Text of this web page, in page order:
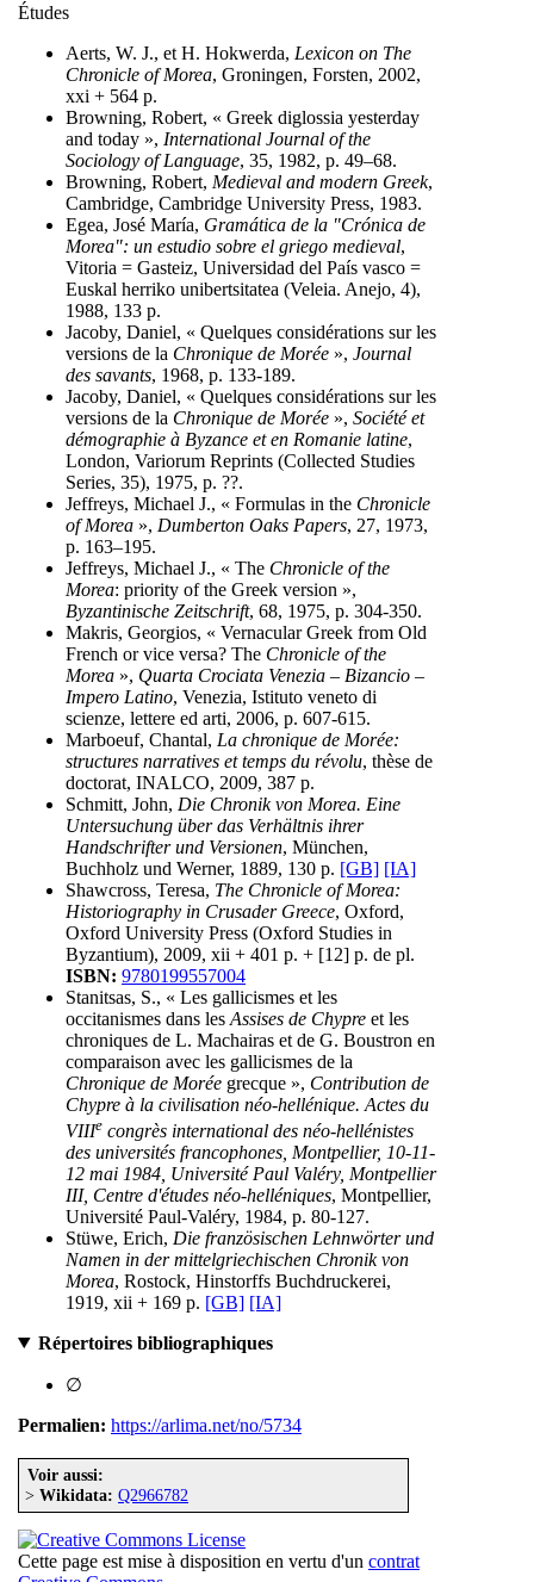
Études
Aerts, W. J., et H. Hokwerda, Lexicon on The
Chronicle of Morea, Groningen, Forsten, 2002,
xxi + 564 p.
Browning, Robert, « Greek diglossia yesterday
and today », International Journal of the
Sociology of Language, 35, 1982, p. 49–68.
Browning, Robert, Medieval and modern Greek,
Cambridge, Cambridge University Press, 1983.
Egea, José María, Gramática de la "Crónica de
Morea": un estudio sobre el griego medieval,
Vitoria = Gasteiz, Universidad del País vasco =
Euskal herriko unibertsitatea (Veleia. Anejo, 4),
1988, 133 p.
Jacoby, Daniel, « Quelques considérations sur les
versions de la Chronique de Morée », Journal
des savants, 1968, p. 133-189.
Jacoby, Daniel, « Quelques considérations sur les
versions de la Chronique de Morée », Société et
démographie à Byzance et en Romanie latine,
London, Variorum Reprints (Collected Studies
Series, 35), 1975, p. ??.
Jeffreys, Michael J., « Formulas in the Chronicle
of Morea », Dumberton Oaks Papers, 27, 1973,
p. 163–195.
Jeffreys, Michael J., « The Chronicle of the
Morea: priority of the Greek version »,
Byzantinische Zeitschrift, 68, 1975, p. 304-350.
Makris, Georgios, « Vernacular Greek from Old
French or vice versa? The Chronicle of the
Morea », Quarta Crociata Venezia – Bizancio –
Impero Latino, Venezia, Istituto veneto di
scienze, lettere ed arti, 2006, p. 607-615.
Marboeuf, Chantal, La chronique de Morée:
structures narratives et temps du révolu, thèse de
doctorat, INALCO, 2009, 387 p.
Schmitt, John, Die Chronik von Morea. Eine
Untersuchung über das Verhältnis ihrer
Handschrifter und Versionen, München,
Buchholz und Werner, 1889, 130 p. [GB] [IA]
Shawcross, Teresa, The Chronicle of Morea:
Historiography in Crusader Greece, Oxford,
Oxford University Press (Oxford Studies in
Byzantium), 2009, xii + 401 p. + [12] p. de pl.
ISBN: 9780199557004
Stanitsas, S., « Les gallicismes et les
occitanismes dans les Assises de Chypre et les
chroniques de L. Machairas et de G. Boustron en
comparaison avec les gallicismes de la
Chronique de Morée grecque », Contribution de
Chypre à la civilisation néo-hellénique. Actes du
VIIIe congrès international des néo-hellénistes
des universités francophones, Montpellier, 10-11-
12 mai 1984, Université Paul Valéry, Montpellier
III, Centre d'études néo-helléniques, Montpellier,
Université Paul-Valéry, 1984, p. 80-127.
Stüwe, Erich, Die französischen Lehnwörter und
Namen in der mittelgriechischen Chronik von
Morea, Rostock, Hinstorffs Buchdruckerei,
1919, xii + 169 p. [GB] [IA]
Répertoires bibliographiques
∅
Permalien: https://arlima.net/no/5734
Voir aussi:
> Wikidata: Q2966782
Cette page est mise à disposition en vertu d'un contrat